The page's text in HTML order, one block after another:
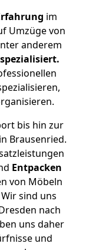
im
Umzüge von
anderem
bis hin zur
Brausenried.
Entpacken
von Möbeln
sind uns
nach
uns daher
und